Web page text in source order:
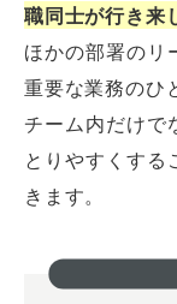
職同士が行き来
ほかの部署のリ
重要な業務のひ
チーム内だけで
とりやすくする
きます。